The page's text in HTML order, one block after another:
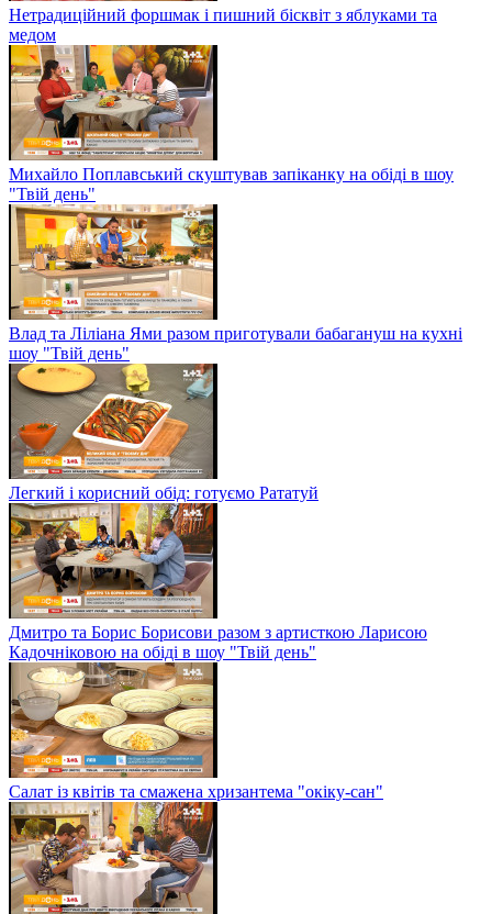
Нетрадиційний форшмак і пишний бісквіт з яблуками та
медом
Михайло Поплавський скуштував запіканку на обіді в шоу
"Твій день"
Влад та Ліліана Ями разом приготували бабагануш на кухні
шоу "Твій день"
Легкий і корисний обід: готуємо Рататуй
Дмитро та Борис Борисови разом з артисткою Ларисою
Кадочніковою на обіді в шоу "Твій день"
Салат із квітів та смажена хризантема "окіку-сан"